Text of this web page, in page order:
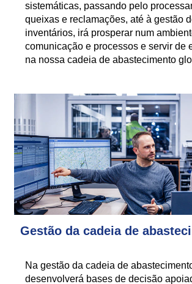
sistemáticas, passando pelo
queixas e reclamações, até à gestão
inventários, irá prosperar num
comunicação e processos e servir de
na nossa cadeia de abastecimento
Gestão da cadeia de
Na gestão da cadeia de
desenvolverá bases de decisão